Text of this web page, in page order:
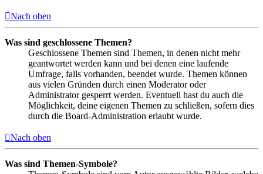
Nach oben
Was sind geschlossene Themen?
Geschlossene Themen sind Themen, in denen nicht mehr
geantwortet werden kann und bei denen eine laufende
Umfrage, falls vorhanden, beendet wurde. Themen können
aus vielen Gründen durch einen Moderator oder
Administrator gesperrt werden. Eventuell hast du auch die
Möglichkeit, deine eigenen Themen zu schließen, sofern dies
durch die Board-Administration erlaubt wurde.
Nach oben
Was sind Themen-Symbole?